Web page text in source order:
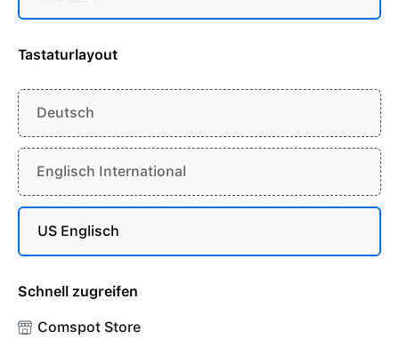
Tastaturlayout
Deutsch
Englisch International
US Englisch
Schnell zugreifen
Comspot Store